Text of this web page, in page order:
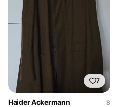
7
Haider Ackermann
S